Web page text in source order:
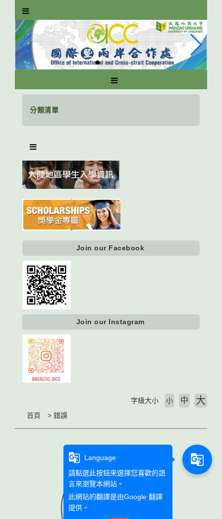
分類清單
Join our Facebook
Join our Instagram
首頁 錯誤
字級大小 小 中 大
g_translate
Language
請點選此按鈕來選擇您喜歡的語
言來瀏覽本網站。
此網站的翻譯是由Google 翻譯
提供。
g_translate